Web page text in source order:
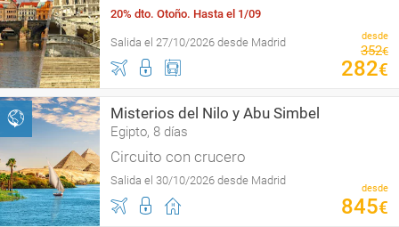
20% dto. Otoño. Hasta el 1/09
Salida el 27/10/2026 desde Madrid desde
352€
282€
Misterios del Nilo y Abu Simbel
Egipto, 8 días
Circuito con crucero
Salida el 30/10/2026 desde Madrid
desde
845€